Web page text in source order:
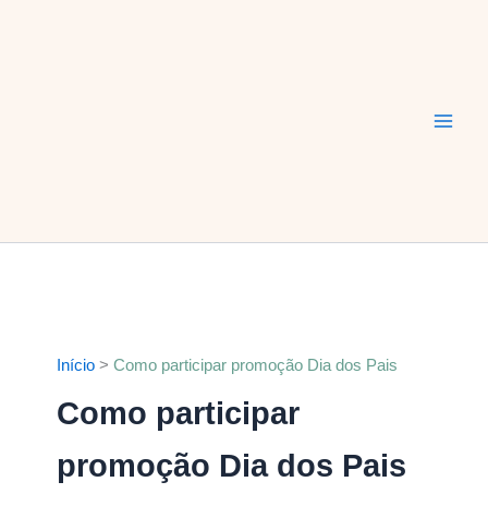
Início Como participar promoção Dia dos Pais
Como participar
promoção Dia dos Pais